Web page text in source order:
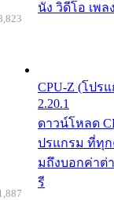
นัง วิดีโอ เพล
CPU-Z (โปร
2.20.1
ดาวน์โหลด
ปรแกรม ที่ทุก
มถึงบอกค่าต่
รี